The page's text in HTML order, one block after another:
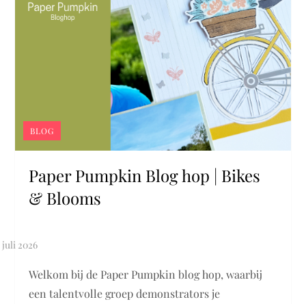
BLOG
Paper Pumpkin Blog hop | Bikes
& Blooms
Welkom bij de Paper Pumpkin blog hop, waarbij
een talentvolle groep demonstrators je